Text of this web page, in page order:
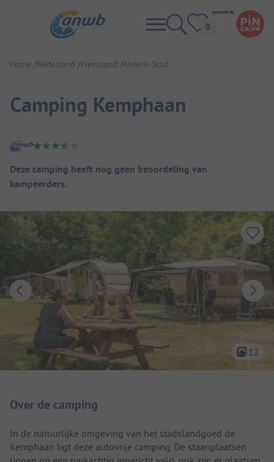
Home Nederland Flevoland Almere-Stad
Camping Kemphaan
Camping overzicht
Deze camping heeft nog geen beoordeling van
kampeerders.
12
Over de camping
In de natuurlijke omgeving van het stadslandgoed de
Kemphaan ligt deze autovrije camping. De staanplaatsen